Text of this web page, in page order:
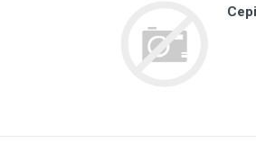
Пристрої автоматики
Захист від перепадів